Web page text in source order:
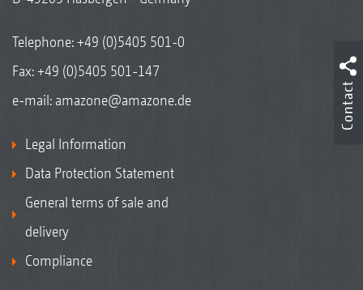
Telephone:+49 (0)5405 501-0
Fax: +49 (0)5405 501-147
e-mail: amazone@amazone.de
Legal Information
Data Protection Statement
General terms of sale and
delivery
Compliance
Contact